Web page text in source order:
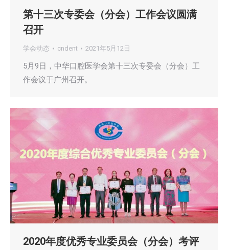
第十三次专委会（分会）工作会议圆满
召开
学会动态 cndent 2021年5月12日
5月9日，中华口腔医学会第十三次专委会（分会）工
作会议于广州召开。
2020年度优秀专业委员会（分会）考评